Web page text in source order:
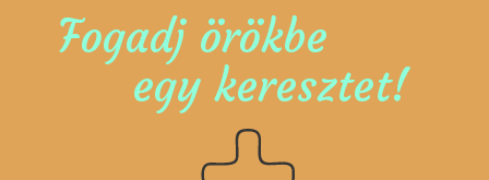
Fogadj örökbe
egy keresztet!